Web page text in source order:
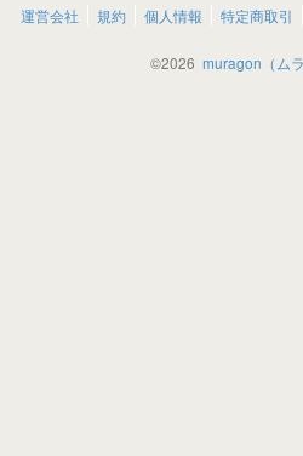
運営会社 規約 個人情報 特定商取引
©2026 muragon（ム